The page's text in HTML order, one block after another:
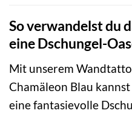
So verwandelst du
eine Dschungel-
Mit unserem
Chamäleon Blau
eine fantasievolle